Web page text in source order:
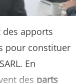
des apports
pour constituer
En
des parts